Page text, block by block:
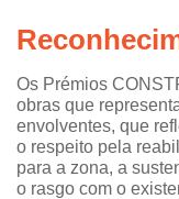
Os Prémios
obras que
envolventes, que
o respeito pela
para a zona, a
o rasgo com o